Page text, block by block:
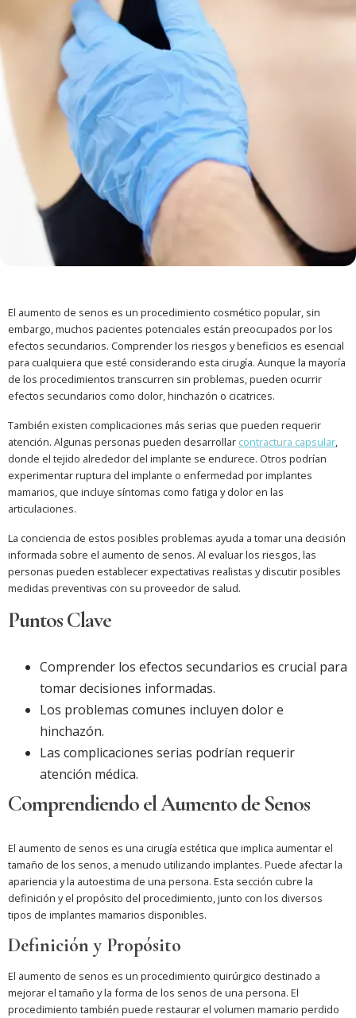
El aumento de senos es un procedimiento cosmético popular, sin
embargo, muchos pacientes potenciales están preocupados por los
efectos secundarios. Comprender los riesgos y beneficios es esencial
para cualquiera que esté considerando esta cirugía. Aunque la mayoría
de los procedimientos transcurren sin problemas, pueden ocurrir
efectos secundarios como dolor, hinchazón o cicatrices.
También existen complicaciones más serias que pueden requerir
atención. Algunas personas pueden desarrollar contractura capsular,
donde el tejido alrededor del implante se endurece. Otros podrían
experimentar ruptura del implante o enfermedad por implantes
mamarios, que incluye síntomas como fatiga y dolor en las
articulaciones.
La conciencia de estos posibles problemas ayuda a tomar una decisión
informada sobre el aumento de senos. Al evaluar los riesgos, las
personas pueden establecer expectativas realistas y discutir posibles
medidas preventivas con su proveedor de salud.
Puntos Clave
Comprender los efectos secundarios es crucial para
tomar decisiones informadas.
Los problemas comunes incluyen dolor e
hinchazón.
Las complicaciones serias podrían requerir
atención médica.
Comprendiendo el Aumento de Senos
El aumento de senos es una cirugía estética que implica aumentar el
tamaño de los senos, a menudo utilizando implantes. Puede afectar la
apariencia y la autoestima de una persona. Esta sección cubre la
definición y el propósito del procedimiento, junto con los diversos
tipos de implantes mamarios disponibles.
Definición y Propósito
El aumento de senos es un procedimiento quirúrgico destinado a
mejorar el tamaño y la forma de los senos de una persona. El
procedimiento también puede restaurar el volumen mamario perdido